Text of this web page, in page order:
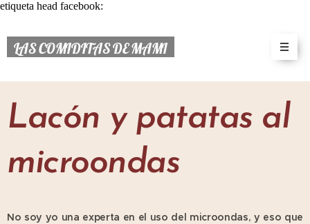
etiqueta head facebook:
LAS COMIDITAS DE MAMI
Lacón y patatas al
microondas
No soy yo una experta en el uso del microondas, y eso que